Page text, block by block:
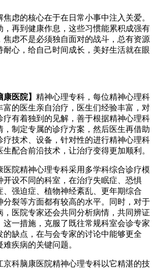
的核心在于在日常小事中注入关爱。
，再到健康作息，这些习惯能累积成强有
焦虑不是必须独自面对的战斗，总有资源
耐心，给自己时间成长，美好生活就在眼
康医院】 精神心理专科，每位精神心理科
富的医生亲自治疗，医生们经验丰富，对
疗有着独到的见解，善于根据精神心理科
，制定专属的诊疗方案，然后医生再借助
疗技术、设备，针对性的进行精神心理科
配合前沿技术，让治疗变得更加顺利。
院精神心理专科采用多学科综合诊疗模
开设不同的科室，在治疗失眠症、恐惧
、强迫症、植物神经紊乱、更年期综合
分裂等方面都有较高的水平。同时，对于
，医院专家还会共同分析病情，共同辨证
这一措施，克服了既往常规科室会诊专家
的缺点，在与会专家的讨论中能够更全
疾病的关键问题。
科脑康医院精神心理专科以它精湛的技